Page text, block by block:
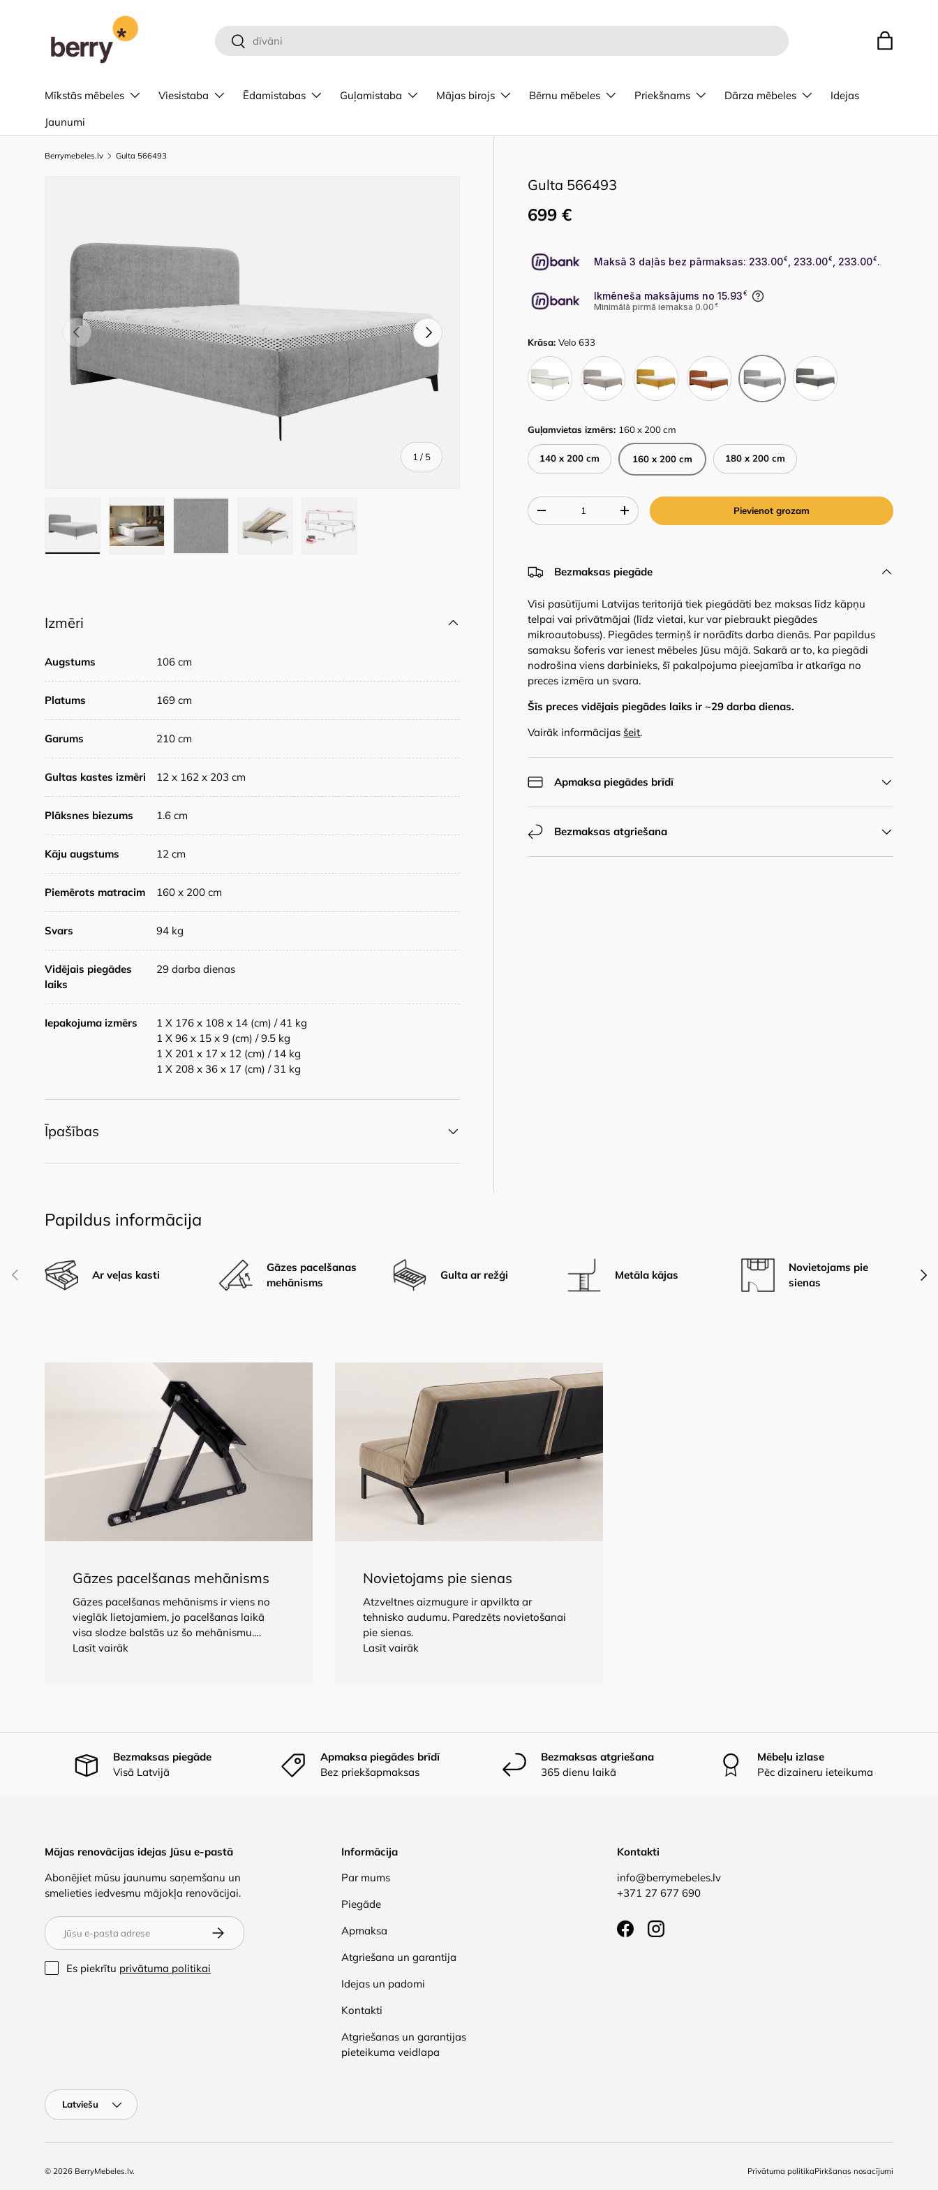
Pāriet uz saturu
Meklēt
Meklēt
Bag
Mīkstās mēbeles Viesistaba Ēdamistabas Guļamistaba Mājas birojs Bērnu mēbeles Priekšnams Dārza mēbeles
Idejas
Jaunumi
Berrymebeles.lv Gulta 566493
Previous
1 / of
5
Next
Gulta 566493
699 €
Maksā 3 daļās bez pārmaksas: 233.00€ , 233.00€ , 233.00€ .
Ikmēneša maksājums no 15.93 €
Minimālā pirmā iemaksa 0.00 €
Krāsa:Velo 633
Velo 621 Velo 623 Velo 626 Velo 627 Velo 633 Velo 635
Guļamvietas izmērs: 160 x 200 cm
140 x 200 cm 160 x 200 cm 180 x 200 cm
Qty
-
+ Pievienot grozam
Bezmaksas piegāde
Visi pasūtījumi Latvijas teritorijā tiek piegādāti bez maksas līdz kāpņu
telpai vai privātmājai (līdz vietai, kur var piebraukt piegādes
mikroautobuss). Piegādes termiņš ir norādīts darba dienās. Par papildus
samaksu šoferis var ienest mēbeles Jūsu mājā. Sakarā ar to, ka piegādi
nodrošina viens darbinieks, šī pakalpojuma pieejamība ir atkarīga no
preces izmēra un svara.
Šīs preces vidējais piegādes laiks ir ~29 darba dienas.
Vairāk informācijas šeit.
Apmaksa piegādes brīdī
Bezmaksas atgriešana
Izmēri
Augstums 106 cm
Platums 169 cm
Garums 210 cm
Gultas kastes izmēri 12 x 162 x 203 cm
Plāksnes biezums 1.6 cm
Kāju augstums 12 cm
Piemērots matracim 160 x 200 cm
Svars 94 kg
Vidējais piegādes
laiks
29 darba dienas
Iepakojuma izmērs
1 X 176 x 108 x 14 (cm) / 41 kg
1 X 96 x 15 x 9 (cm) / 9.5 kg
1 X 201 x 17 x 12 (cm) / 14 kg
1 X 208 x 36 x 17 (cm) / 31 kg
Īpašības
Papildus informācija
Iepriekšējais Ar veļas kasti
Gāzes pacelšanas
mehānisms
Gulta ar režģi Metāla kājas
Novietojams pie
sienas
Gāzes pacelšanas mehānisms
Gāzes pacelšanas mehānisms ir viens no
vieglāk lietojamiem, jo ​​pacelšanas laikā
visa slodze balstās uz šo mehānismu.
Pacelšanas mehānisma jaudu nodrošina
Lasīt vairāk
Novietojams pie sienas
Atzveltnes aizmugure ir apvilkta ar
tehnisko audumu. Paredzēts novietošanai
pie sienas.
Lasīt vairāk
Bezmaksas piegāde
Visā Latvijā
Apmaksa piegādes brīdī
Bez priekšapmaksas
Bezmaksas atgriešana
365 dienu laikā
Mēbeļu izlase
Pēc dizaineru ieteikuma
Mājas renovācijas idejas Jūsu e-pastā
Abonējiet mūsu jaunumu saņemšanu un
smelieties iedvesmu mājokļa renovācijai.
E-pasts
Abonēt
Es piekrītu privātuma politikai
Informācija
Par mums
Piegāde
Apmaksa
Atgriešana un garantija
Idejas un padomi
Kontakti
Atgriešanas un garantijas
pieteikuma veidlapa
Kontakti
info@berrymebeles.lv
+371 27 677 690
FacebookInstagram
Valoda
Latviešu
© 2026 BerryMebeles.lv. Privātuma politikaPirkšanas nosacījumi